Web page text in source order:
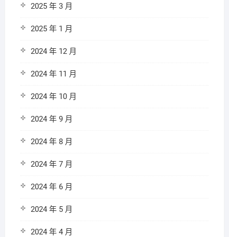
2025 年 3 月
2025 年 1 月
2024 年 12 月
2024 年 11 月
2024 年 10 月
2024 年 9 月
2024 年 8 月
2024 年 7 月
2024 年 6 月
2024 年 5 月
2024 年 4 月